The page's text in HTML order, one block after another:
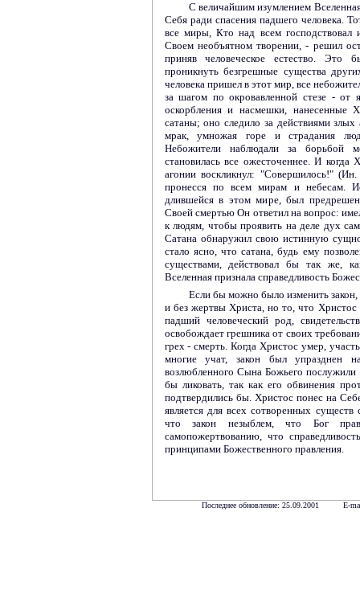
С величайшим изумлением
Себя ради спасения падшего человека.
все миры, Кто над всем господствовал
Своем необъятном творении, - решил
приняв человеческое естество.
проникнуть безгрешные существа
человека пришел в этот мир, все
за шагом по окровавленной стезе - от
оскорбления и насмешки, нанесенные
сатаны; оно следило за действиями
мрак, умножая горе и страдания
Небожители наблюдали за борьбой
становилась все ожесточеннее. И когда
агонии воскликнул: "Совершилось!"
пронесся по всем мирам и небесам.
длившейся в этом мире, был
Своей смертью Он ответил на вопрос:
к людям, чтобы проявить на деле дух
Сатана обнаружил свою истинную
стало ясно, что сатана, будь ему
существами, действовал бы так же,
Вселенная признала справедливость
Если бы можно было изменить закон,
и без жертвы Христа, но то, что
падший человеческий род,
освобождает грешника от своих
грех - смерть. Когда Христос умер,
многие учат, закон был упразднен
возлюбленного Сына Божьего послужили
бы ликовать, так как его обвинения
подтвердились бы. Христос понес на
является для всех сотворенных существ
что закон незыблем, что Бог
самопожертвованию, что
принципами Божественного правления.
Последнее обновление: 25.09.2001 E-